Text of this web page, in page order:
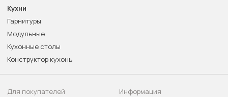
Кухни
Гарнитуры
Модульные
Кухонные столы
Конструктор кухонь
Для покупателей
Информация